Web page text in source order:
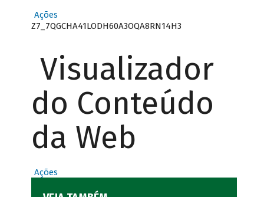
Ações
Z7_7QGCHA41LODH60A3OQA8RN14H3
Visualizador
do Conteúdo
da Web
Ações